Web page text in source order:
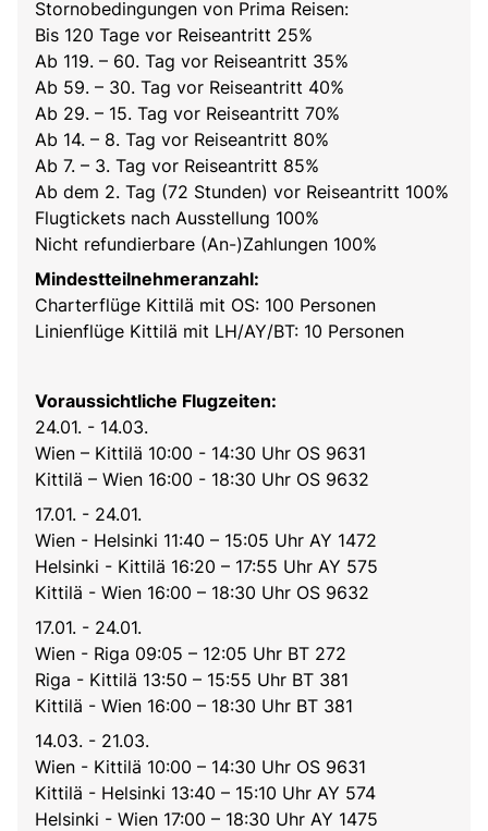
Stornobedingungen von Prima Reisen:
Bis 120 Tage vor Reiseantritt 25%
Ab 119. – 60. Tag vor Reiseantritt 35%
Ab 59. – 30. Tag vor Reiseantritt 40%
Ab 29. – 15. Tag vor Reiseantritt 70%
Ab 14. – 8. Tag vor Reiseantritt 80%
Ab 7. – 3. Tag vor Reiseantritt 85%
Ab dem 2. Tag (72 Stunden) vor Reiseantritt 100%
Flugtickets nach Ausstellung 100%
Nicht refundierbare (An-)Zahlungen 100%
Mindestteilnehmeranzahl:
Charterflüge Kittilä mit OS: 100 Personen
Linienflüge Kittilä mit LH/AY/BT: 10 Personen
Voraussichtliche Flugzeiten:
24.01. - 14.03.
Wien – Kittilä 10:00 - 14:30 Uhr OS 9631
Kittilä – Wien 16:00 - 18:30 Uhr OS 9632
17.01. - 24.01.
Wien - Helsinki 11:40 – 15:05 Uhr AY 1472
Helsinki - Kittilä 16:20 – 17:55 Uhr AY 575
Kittilä - Wien 16:00 – 18:30 Uhr OS 9632
17.01. - 24.01.
Wien - Riga 09:05 – 12:05 Uhr BT 272
Riga - Kittilä 13:50 – 15:55 Uhr BT 381
Kittilä - Wien 16:00 – 18:30 Uhr BT 381
14.03. - 21.03.
Wien - Kittilä 10:00 – 14:30 Uhr OS 9631
Kittilä - Helsinki 13:40 – 15:10 Uhr AY 574
Helsinki - Wien 17:00 – 18:30 Uhr AY 1475